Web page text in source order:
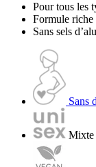
Pour tous les
Formule riche
Sans sels
Sans
Mixte